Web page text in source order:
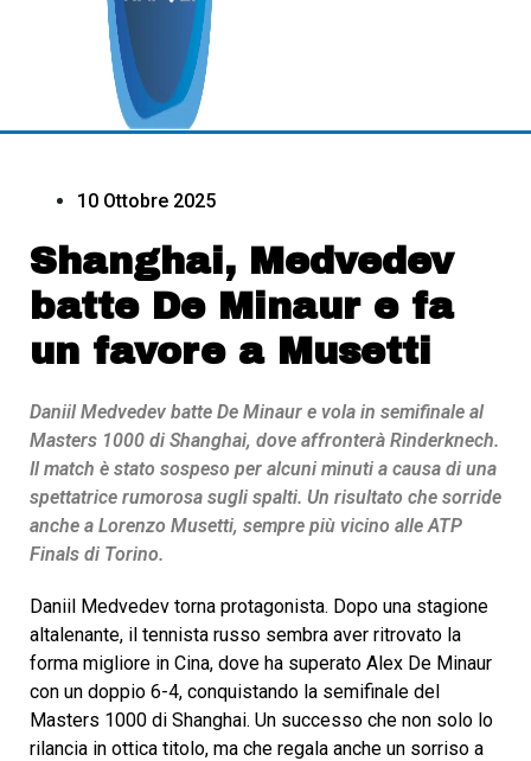
10 Ottobre 2025
Shanghai, Medvedev
batte De Minaur e fa
un favore a Musetti
Daniil Medvedev batte De Minaur e vola in semifinale al
Masters 1000 di Shanghai, dove affronterà Rinderknech.
Il match è stato sospeso per alcuni minuti a causa di una
spettatrice rumorosa sugli spalti. Un risultato che sorride
anche a Lorenzo Musetti, sempre più vicino alle ATP
Finals di Torino.
Daniil Medvedev torna protagonista. Dopo una stagione
altalenante, il tennista russo sembra aver ritrovato la
forma migliore in Cina, dove ha superato Alex De Minaur
con un doppio 6-4, conquistando la semifinale del
Masters 1000 di Shanghai. Un successo che non solo lo
rilancia in ottica titolo, ma che regala anche un sorriso a